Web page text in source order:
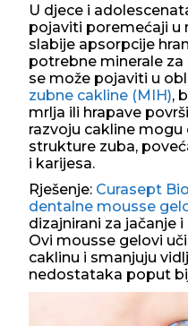
U djece i
pojaviti poremećaji u
slabije apsorpcije
potrebne minerale za
se može pojaviti u
zubne cakline (MIH),
mrlja ili hrapave
razvoju cakline
strukture zuba,
i karijesa.
Rješenje: Curasept
dentalne mousse
dizajnirani za jačanje
Ovi mousse gelovi
caklinu i smanjuju
nedostataka poput